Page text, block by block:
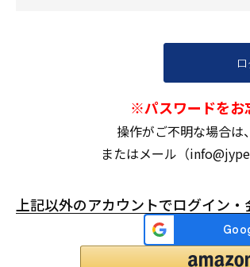
※パスワードをお
操作がご不明な場合は
またはメール（
上記以外のアカウントでログイン